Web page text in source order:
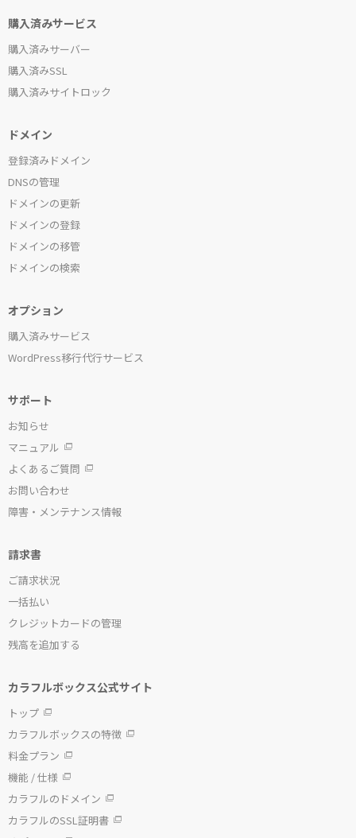
購入済みサービス
購入済みサーバー
購入済みSSL
購入済みサイトロック
ドメイン
登録済みドメイン
DNSの管理
ドメインの更新
ドメインの登録
ドメインの移管
ドメインの検索
オプション
購入済みサービス
WordPress移行代行サービス
サポート
お知らせ
マニュアル
よくあるご質問
お問い合わせ
障害・メンテナンス情報
請求書
ご請求状況
一括払い
クレジットカードの管理
残高を追加する
カラフルボックス公式サイト
トップ
カラフルボックスの特徴
料金プラン
機能 / 仕様
カラフルのドメイン
カラフルのSSL証明書